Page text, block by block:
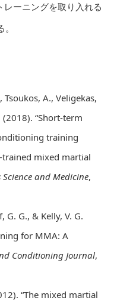
レーニングを取り入れる
A., Veligekas,
(2018). “Short-term
training
mixed martial
and Medicine,
G. G., & Kelly, V. G.
for MMA: A
Conditioning Journal,
“The mixed martial